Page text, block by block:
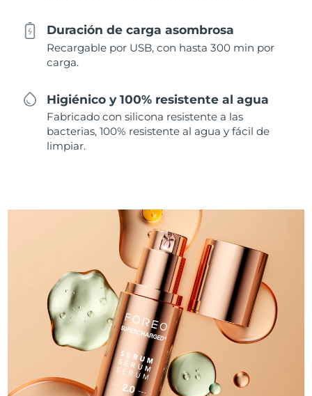
Duración de carga asombrosa
Recargable por USB, con hasta 300 min por
carga.
Higiénico y 100% resistente al agua
Fabricado con silicona resistente a las
bacterias, 100% resistente al agua y fácil de
limpiar.